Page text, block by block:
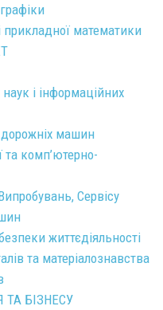
математики
і інформаційних
машин
та комп’ютерно-
Сервісу
життєдіяльності
та матеріалознавства
БІЗНЕСУ